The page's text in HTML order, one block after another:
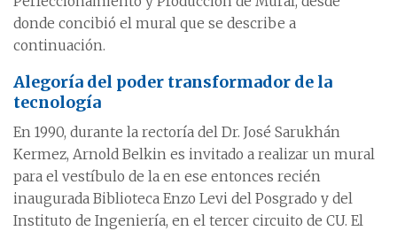
donde concibió el mural que se describe a
continuación.
Alegoría del poder transformador de la
tecnología
En 1990, durante la rectoría del Dr. José Sarukhán
Kermez, Arnold Belkin es invitado a realizar un mural
para el vestíbulo de la en ese entonces recién
inaugurada Biblioteca Enzo Levi del Posgrado y del
Instituto de Ingeniería, en el tercer circuito de CU. El